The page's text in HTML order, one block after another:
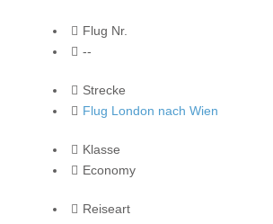
Flug Nr.
--
Strecke
Flug London nach Wien
Klasse
Economy
Reiseart